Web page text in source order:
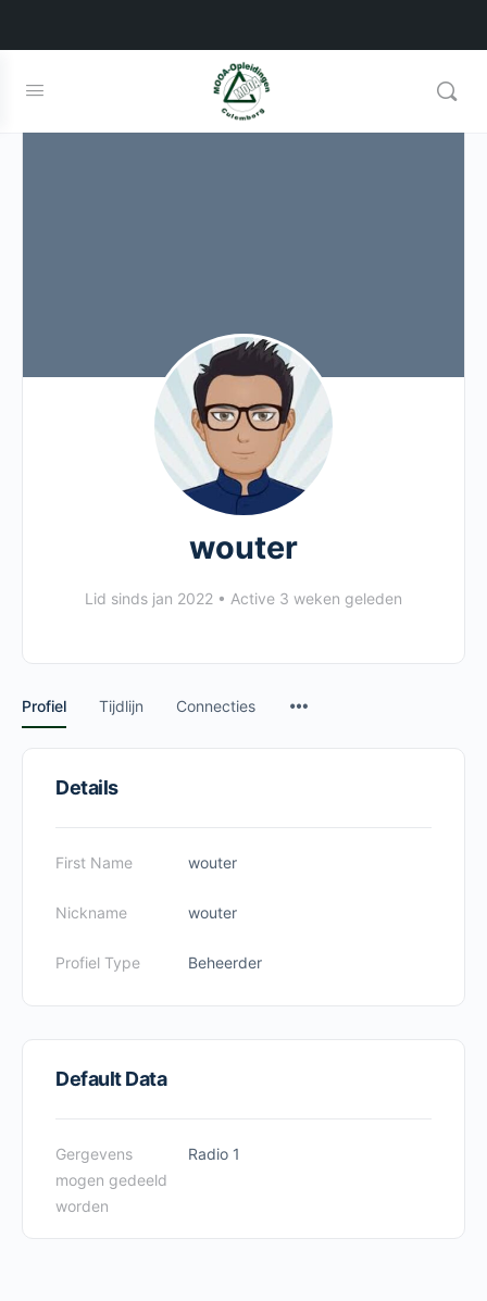
wouter
Lid sinds jan 2022 • Active 3 weken geleden
Profiel Tijdlijn Connecties
Details
First Name wouter
Nickname wouter
Profiel Type Beheerder
Default Data
Gergevens
mogen gedeeld
worden
Radio 1